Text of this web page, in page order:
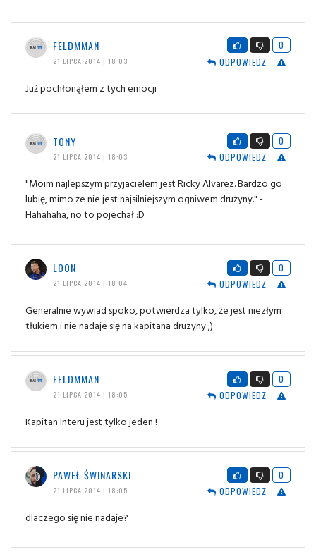
FELDMMAN
21 LIPCA 2014 | 18:03
0
ODPOWIEDZ
Już pochłonąłem z tych emocji
TONY
21 LIPCA 2014 | 18:03
0
ODPOWIEDZ
"Moim najlepszym przyjacielem jest Ricky Alvarez. Bardzo go
lubię, mimo że nie jest najsilniejszym ogniwem drużyny." -
Hahahaha, no to pojechał :D
LOON
21 LIPCA 2014 | 18:04
0
ODPOWIEDZ
Generalnie wywiad spoko, potwierdza tylko, że jest niezłym
tłukiem i nie nadaje się na kapitana druzyny ;)
FELDMMAN
21 LIPCA 2014 | 18:05
0
ODPOWIEDZ
Kapitan Interu jest tylko jeden !
PAWEŁ ŚWINARSKI
21 LIPCA 2014 | 18:05
0
ODPOWIEDZ
dlaczego się nie nadaje?